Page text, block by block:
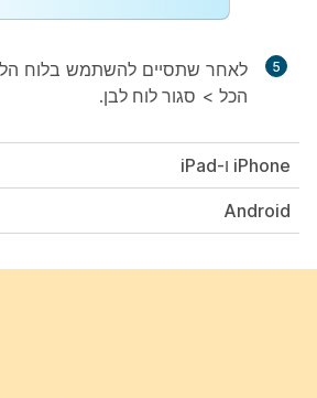
5 לאחר שתסיים להשתמש בלוח
הכל > סגור לוח לבן.
iPhone ו-iPad
Android